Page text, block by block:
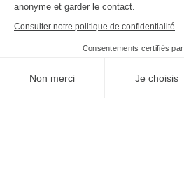
anonyme et garder le contact.
Consulter notre politique de confidentialité
Consentements certifiés par
Non merci Je choisis